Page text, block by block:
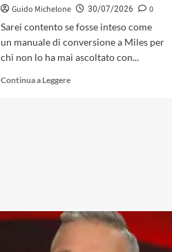
6
13
settembre
2026
Guido Michelone 30/07/2026
0
Sarei contento se fosse inteso come
un manuale di conversione a Miles per
chi non lo ha mai ascoltato con...
Continua a LeggereLeggi
Vignola